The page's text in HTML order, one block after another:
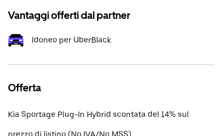
Vantaggi offerti dal partner
Idoneo per UberBlack
Offerta
Kia Sportage Plug-In Hybrid scontata del 14% sul